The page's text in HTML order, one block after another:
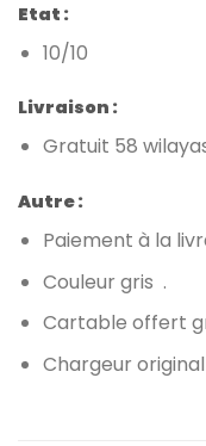
Etat :
10/10
Livraison :
Gratuit 58
Autre :
Paiement à la
Couleur gris .
Cartable offert
Chargeur original